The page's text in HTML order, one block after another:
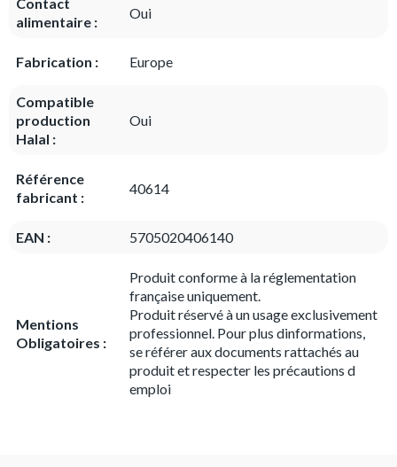
alimentaire :
Oui
Fabrication : Europe
Compatible
production
Halal :
Oui
Référence
fabricant :
40614
EAN : 5705020406140
Mentions
Obligatoires :
Produit conforme à la réglementation
française uniquement.
Produit réservé à un usage exclusivement
professionnel. Pour plus dinformations,
se référer aux documents rattachés au
produit et respecter les précautions d
emploi